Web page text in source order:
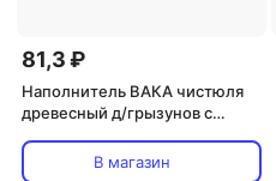
81,3 ₽
Наполнитель ВАКА чистюля
древесный д/грызунов с
В магазин